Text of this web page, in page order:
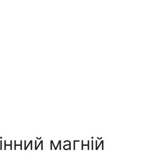
магній